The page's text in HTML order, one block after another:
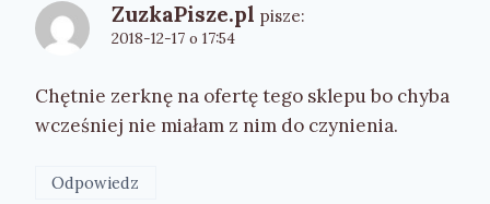
ZuzkaPisze.pl pisze:
2018-12-17 o 17:54
Chętnie zerknę na ofertę tego sklepu bo chyba
wcześniej nie miałam z nim do czynienia.
Odpowiedz